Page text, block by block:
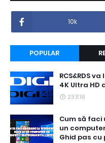
10k
POPULAR
RCS&RDS
4K Ultra HD
23.11.18
Cum să faci
un
Ghid pas cu